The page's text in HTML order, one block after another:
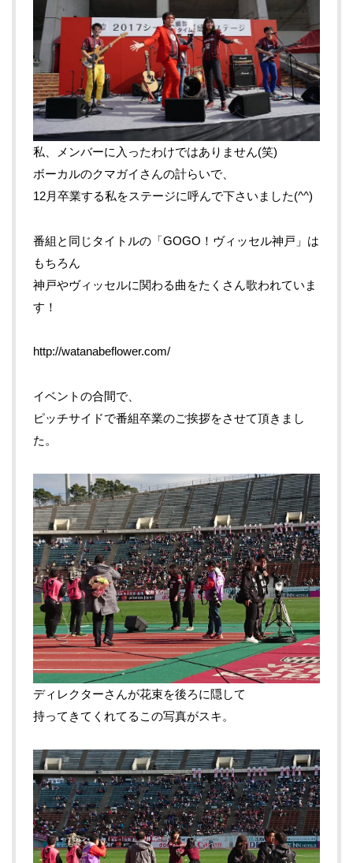
私、メンバーに入ったわけではありません(笑)
ボーカルのクマガイさんの計らいで、
12月卒業する私をステージに呼んで下さいました(^^)
番組と同じタイトルの「GOGO！ヴィッセル神戸」は
もちろん
神戸やヴィッセルに関わる曲をたくさん歌われていま
す！
http://watanabeflower.com/
イベントの合間で、
ピッチサイドで番組卒業のご挨拶をさせて頂きまし
た。
ディレクターさんが花束を後ろに隠して
持ってきてくれてるこの写真がスキ。